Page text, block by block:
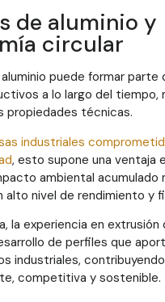
de aluminio y
circular
puede formar parte
a lo largo del tiempo,
propiedades técnicas.
industriales
, esto supone una ventaja
ambiental acumulado
alto nivel de rendimiento y
la experiencia en extrusión
de perfiles que
industriales,
competitiva y sostenible.